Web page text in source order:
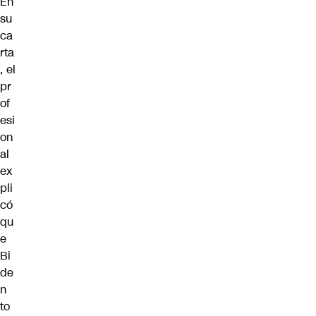
su
ca
rta
, el
pr
of
esi
on
al
ex
pli
có
qu
e
Bi
de
n
to